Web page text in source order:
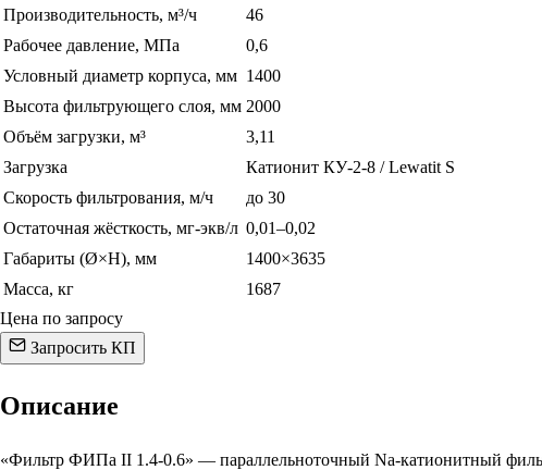
Производительность, м³/ч
46
Рабочее давление, МПа
0,6
Условный диаметр корпуса, мм 1400
Высота фильтрующего слоя, мм 2000
Объём загрузки, м³
3,11
Загрузка
Катионит КУ-2-8 / Lewatit S
Скорость фильтрования, м/ч
до 30
Остаточная жёсткость, мг-экв/л 0,01–0,02
Габариты (Ø×H), мм
1400×3635
Масса, кг
1687
Цена по запросу
Запросить КП
Описание
«Фильтр ФИПа II 1.4-0.6» — параллельноточный Na-катионитный